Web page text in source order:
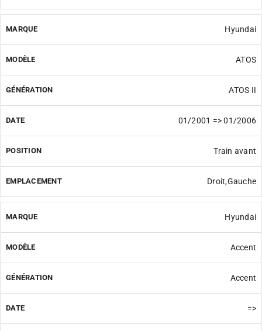
Hyundai
ATOS
ATOS II
01/2001 => 01/2006
Train avant
Droit,Gauche
Hyundai
Accent
Accent
=>